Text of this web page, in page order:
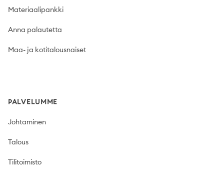
Materiaalipankki
Anna palautetta
Maa- ja kotitalousnaiset
PALVELUMME
Johtaminen
Talous
Tilitoimisto